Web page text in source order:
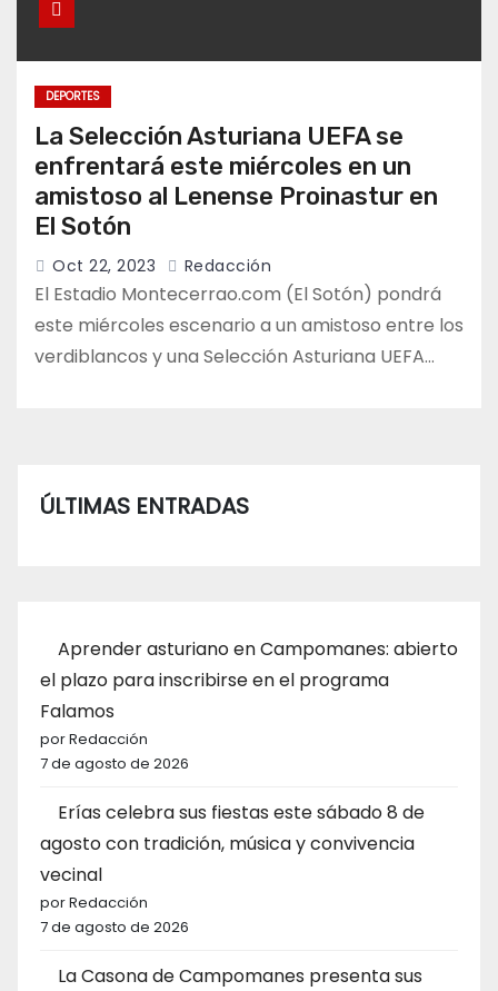
DEPORTES
La Selección Asturiana UEFA se
enfrentará este miércoles en un
amistoso al Lenense Proinastur en
El Sotón
Oct 22, 2023 Redacción
El Estadio Montecerrao.com (El Sotón) pondrá
este miércoles escenario a un amistoso entre los
verdiblancos y una Selección Asturiana UEFA…
ÚLTIMAS ENTRADAS
Aprender asturiano en Campomanes: abierto
el plazo para inscribirse en el programa
Falamos
por Redacción
7 de agosto de 2026
Erías celebra sus fiestas este sábado 8 de
agosto con tradición, música y convivencia
vecinal
por Redacción
7 de agosto de 2026
La Casona de Campomanes presenta sus